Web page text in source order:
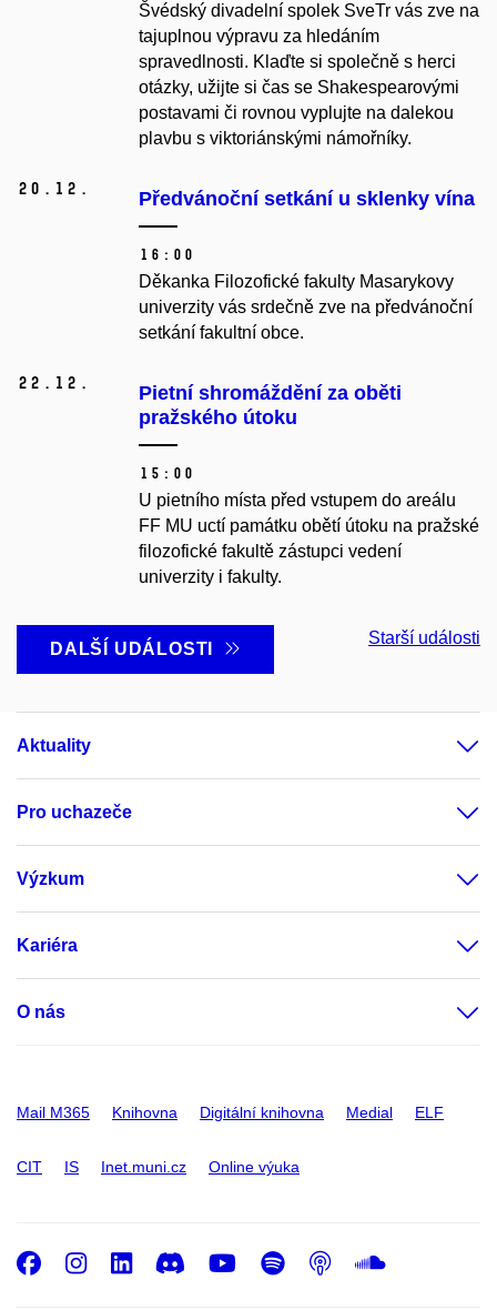
Švédský divadelní spolek SveTr vás zve na
tajuplnou výpravu za hledáním
spravedlnosti. Klaďte si společně s herci
otázky, užijte si čas se Shakespearovými
postavami či rovnou vyplujte na dalekou
plavbu s viktoriánskými námořníky.
20. 12. Předvánoční setkání u sklenky vína
16:00
Děkanka Filozofické fakulty Masarykovy
univerzity vás srdečně zve na předvánoční
setkání fakultní obce.
22. 12.
Pietní shromáždění za oběti
pražského útoku
15:00
U pietního místa před vstupem do areálu
FF MU uctí památku obětí útoku na pražské
filozofické fakultě zástupci vedení
univerzity i fakulty.
DALŠÍ UDÁLOSTI
Starší události
Aktuality
Pro uchazeče
Výzkum
Kariéra
O nás
Mail M365 Knihovna Digitální knihovna Medial ELF
CIT IS Inet.muni.cz Online výuka
Facebook
Instagram
LinkedIn
DiscordYoutube
Spotify
Podcast